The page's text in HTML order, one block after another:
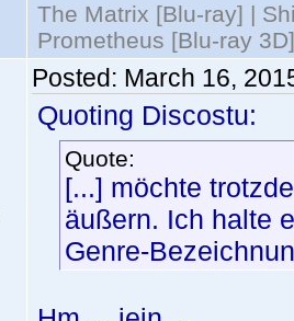
The Matrix [Blu-ray] |
Prometheus [Blu-ray
Posted: March 16,
Quoting Discostu:
Quote:
[...] möchte
äußern. Ich halte
Genre-